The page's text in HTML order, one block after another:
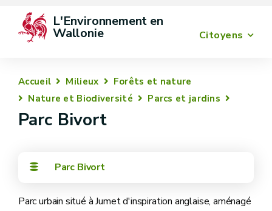
Citoyens
L'Environnement en
Wallonie
Accueil Milieux
Forêts et nature
Nature et Biodiversité
Parcs et jardins
Parc Bivort
Parc Bivort
Parc urbain situé à Jumet d'inspiration anglaise, aménagé